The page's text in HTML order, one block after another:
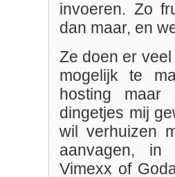
invoeren. Zo
dan maar, en
Ze doen er
mogelijk te
hosting
dingetjes mij
wil verhuizen
aanvagen, in
Vimexx of